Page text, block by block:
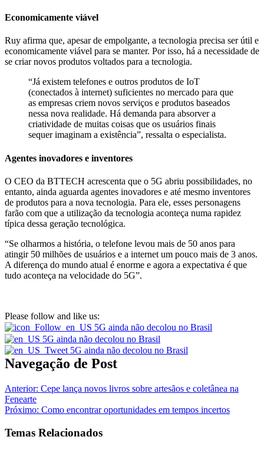
Economicamente viável
Ruy afirma que, apesar de empolgante, a tecnologia precisa ser útil e
economicamente viável para se manter. Por isso, há a necessidade de
se criar novos produtos voltados para a tecnologia.
“Já existem telefones e outros produtos de IoT
(conectados à internet) suficientes no mercado para que
as empresas criem novos serviços e produtos baseados
nessa nova realidade. Há demanda para absorver a
criatividade de muitas coisas que os usuários finais
sequer imaginam a existência”, ressalta o especialista.
Agentes inovadores e inventores
O CEO da BTTECH acrescenta que o 5G abriu possibilidades, no
entanto, ainda aguarda agentes inovadores e até mesmo inventores
de produtos para a nova tecnologia. Para ele, esses personagens
farão com que a utilização da tecnologia aconteça numa rapidez
típica dessa geração tecnológica.
“Se olharmos a história, o telefone levou mais de 50 anos para
atingir 50 milhões de usuários e a internet um pouco mais de 3 anos.
A diferença do mundo atual é enorme e agora a expectativa é que
tudo aconteça na velocidade do 5G”.
Please follow and like us:
Navegação de Post
Anterior: Cepe lança novos livros sobre artesãos e coletânea na
Fenearte
Próximo: Como encontrar oportunidades em tempos incertos
Temas Relacionados